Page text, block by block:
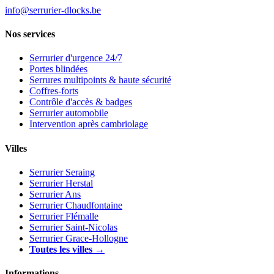
info@serrurier-dlocks.be
Nos services
Serrurier d'urgence 24/7
Portes blindées
Serrures multipoints & haute sécurité
Coffres-forts
Contrôle d'accès & badges
Serrurier automobile
Intervention après cambriolage
Villes
Serrurier Seraing
Serrurier Herstal
Serrurier Ans
Serrurier Chaudfontaine
Serrurier Flémalle
Serrurier Saint-Nicolas
Serrurier Grace-Hollogne
Toutes les villes →